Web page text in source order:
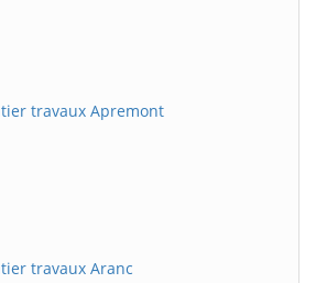
travaux Apremont
travaux Aranc